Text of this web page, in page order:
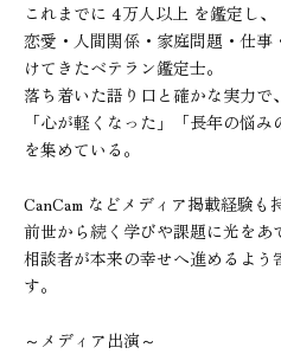
これまでに 4万人以上 を鑑定し、
恋愛・人間関係・家庭問題・仕
けてきたベテラン鑑定士。
落ち着いた語り口と確かな実力で、
「心が軽くなった」「長年の悩
を集めている。
CanCam などメディア掲載経験も
前世から続く学びや課題に光をあ
相談者が本来の幸せへ進めるよう
す。
～メディア出演～